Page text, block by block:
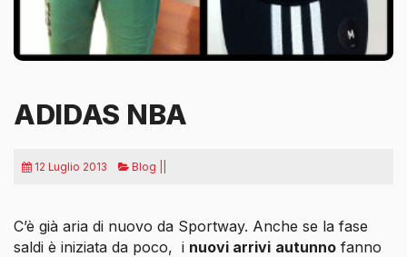
ADIDAS NBA
12 Luglio 2013 Blog ||
C’è già aria di nuovo da Sportway. Anche se la fase
saldi è iniziata da poco, i nuovi arrivi autunno fanno